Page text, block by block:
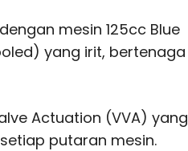
mesin 125cc Blue
yang irit, bertenaga
Actuation (VVA) yang
putaran mesin.